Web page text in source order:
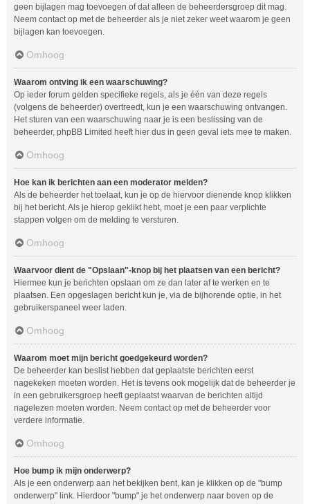
geen bijlagen mag toevoegen of dat alleen de beheerdersgroep dit mag.
Neem contact op met de beheerder als je niet zeker weet waarom je geen
bijlagen kan toevoegen.
Omhoog
Waarom ontving ik een waarschuwing?
Op ieder forum gelden specifieke regels, als je één van deze regels
(volgens de beheerder) overtreedt, kun je een waarschuwing ontvangen.
Het sturen van een waarschuwing naar je is een beslissing van de
beheerder, phpBB Limited heeft hier dus in geen geval iets mee te maken.
Omhoog
Hoe kan ik berichten aan een moderator melden?
Als de beheerder het toelaat, kun je op de hiervoor dienende knop klikken
bij het bericht. Als je hierop geklikt hebt, moet je een paar verplichte
stappen volgen om de melding te versturen.
Omhoog
Waarvoor dient de "Opslaan"-knop bij het plaatsen van een bericht?
Hiermee kun je berichten opslaan om ze dan later af te werken en te
plaatsen. Een opgeslagen bericht kun je, via de bijhorende optie, in het
gebruikerspaneel weer laden.
Omhoog
Waarom moet mijn bericht goedgekeurd worden?
De beheerder kan beslist hebben dat geplaatste berichten eerst
nagekeken moeten worden. Het is tevens ook mogelijk dat de beheerder je
in een gebruikersgroep heeft geplaatst waarvan de berichten altijd
nagelezen moeten worden. Neem contact op met de beheerder voor
verdere informatie.
Omhoog
Hoe bump ik mijn onderwerp?
Als je een onderwerp aan het bekijken bent, kan je klikken op de "bump
onderwerp" link. Hierdoor "bump" je het onderwerp naar boven op de